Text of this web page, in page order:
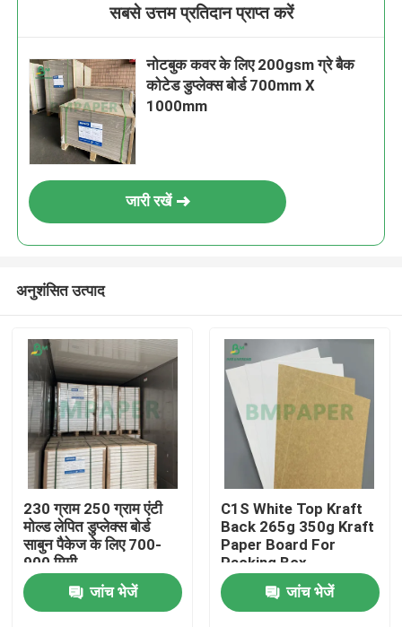
सबसे उत्तम प्रतिदान प्राप्त करें
नोटबुक कवर के लिए 200gsm ग्रे बैक
कोटेड डुप्लेक्स बोर्ड 700mm X
1000mm
जारी रखें
अनुशंसित उत्पाद
230 ग्राम 250 ग्राम एंटी
मोल्ड लेपित डुप्लेक्स बोर्ड
साबुन पैकेज के लिए 700-
900 मिमी
जांच भेजें
C1S White Top Kraft
Back 265g 350g Kraft
Paper Board For
Packing Box
जांच भेजें